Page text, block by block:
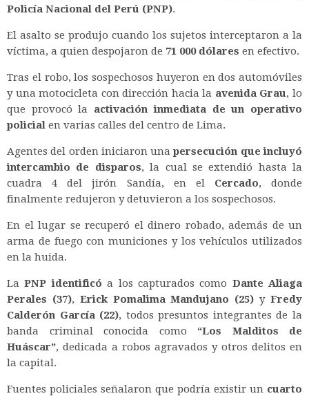
Policía Nacional del Perú (PNP).
El asalto se produjo cuando los sujetos interceptaron a la
víctima, a quien despojaron de 71 000 dólares en efectivo.
Tras el robo, los sospechosos huyeron en dos automóviles
y una motocicleta con dirección hacia la avenida Grau, lo
que provocó la activación inmediata de un operativo
policial en varias calles del centro de Lima.
Agentes del orden iniciaron unapersecución que incluyó
intercambio de disparos, la cual se extendió hasta la
cuadra 4 del jirón Sandía, en el Cercado, donde
finalmente redujeron y detuvieron a los sospechosos.
En el lugar se recuperó el dinero robado, además de un
arma de fuego con municiones y los vehículos utilizados
en la huida.
LaPNP identificó a los capturados como Dante Aliaga
Perales (37), Erick Pomalima Mandujano (25) yFredy
Calderón García (22), todos presuntos integrantes de la
banda criminal conocida como “Los Malditos de
Huáscar”, dedicada a robos agravados y otros delitos en
la capital.
Fuentes policiales señalaron que podría existir un cuarto